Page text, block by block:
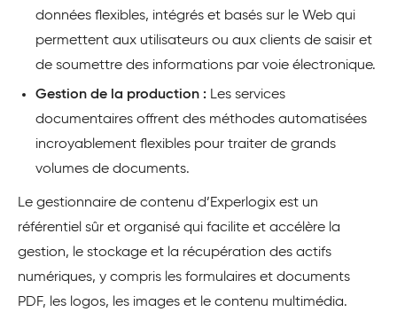
données flexibles, intégrés et basés sur le Web qui
permettent aux utilisateurs ou aux clients de saisir et
de soumettre des informations par voie électronique.
Gestion de la production : Les services
documentaires offrent des méthodes automatisées
incroyablement flexibles pour traiter de grands
volumes de documents.
Le gestionnaire de contenu d’Experlogix est un
référentiel sûr et organisé qui facilite et accélère la
gestion, le stockage et la récupération des actifs
numériques, y compris les formulaires et documents
PDF, les logos, les images et le contenu multimédia.